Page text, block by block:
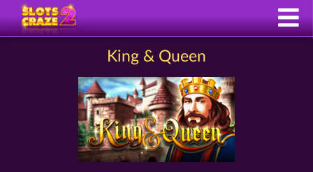
King & Queen